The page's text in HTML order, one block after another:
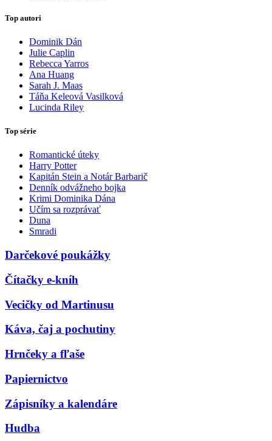
Top autori
Dominik Dán
Julie Caplin
Rebecca Yarros
Ana Huang
Sarah J. Maas
Táňa Keleová Vasilková
Lucinda Riley
Top série
Romantické úteky
Harry Potter
Kapitán Stein a Notár Barbarič
Denník odvážneho bojka
Krimi Dominika Dána
Učím sa rozprávať
Duna
Smradi
Darčekové poukážky
Čítačky e-kníh
Vecičky od Martinusu
Káva, čaj a pochutiny
Hrnčeky a fľaše
Papiernictvo
Zápisníky a kalendáre
Hudba